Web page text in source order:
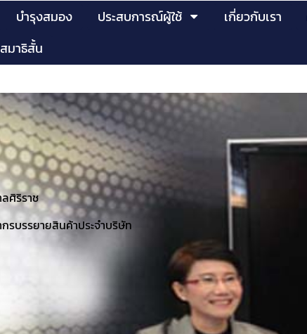
บำรุงสมอง ประสบการณ์ผู้ใช้ เกี่ยวกับเรา
มาธิสั้น
ศิริราช
บรรยายสินค้าประจำบริษัท